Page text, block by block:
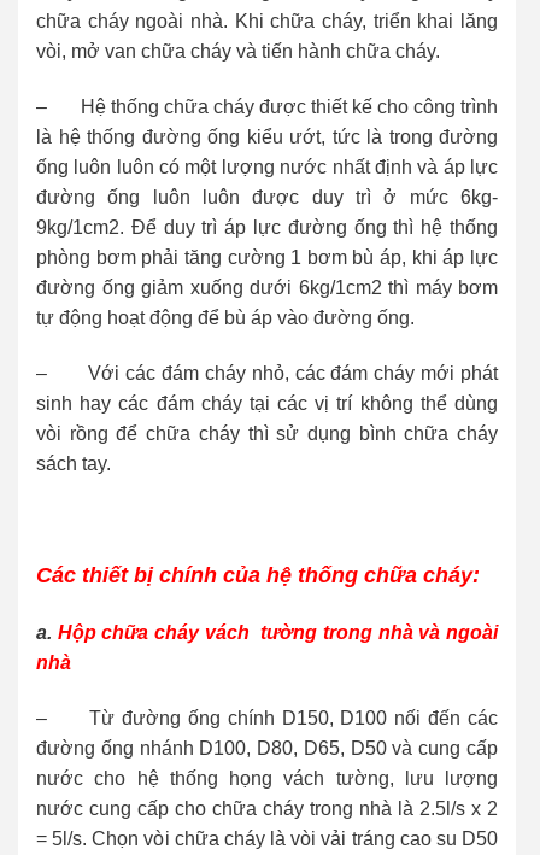
chữa cháy ngoài nhà. Khi chữa cháy, triển khai lăng
vòi, mở van chữa cháy và tiến hành chữa cháy.
– Hệ thống chữa cháy được thiết kế cho công trình
là hệ thống đường ống kiểu ướt, tức là trong đường
ống luôn luôn có một lượng nước nhất định và áp lực
đường ống luôn luôn được duy trì ở mức 6kg-
9kg/1cm2. Để duy trì áp lực đường ống thì hệ thống
phòng bơm phải tăng cường 1 bơm bù áp, khi áp lực
đường ống giảm xuống dưới 6kg/1cm2 thì máy bơm
tự động hoạt động để bù áp vào đường ống.
– Với các đám cháy nhỏ, các đám cháy mới phát
sinh hay các đám cháy tại các vị trí không thể dùng
vòi rồng để chữa cháy thì sử dụng bình chữa cháy
sách tay.
Các thiết bị chính của hệ thống chữa cháy:
a. Hộp chữa cháy vách tường trong nhà và ngoài
nhà
– Từ đường ống chính D150, D100 nối đến các
đường ống nhánh D100, D80, D65, D50 và cung cấp
nước cho hệ thống họng vách tường, lưu lượng
nước cung cấp cho chữa cháy trong nhà là 2.5l/s x 2
= 5l/s. Chọn vòi chữa cháy là vòi vải tráng cao su D50